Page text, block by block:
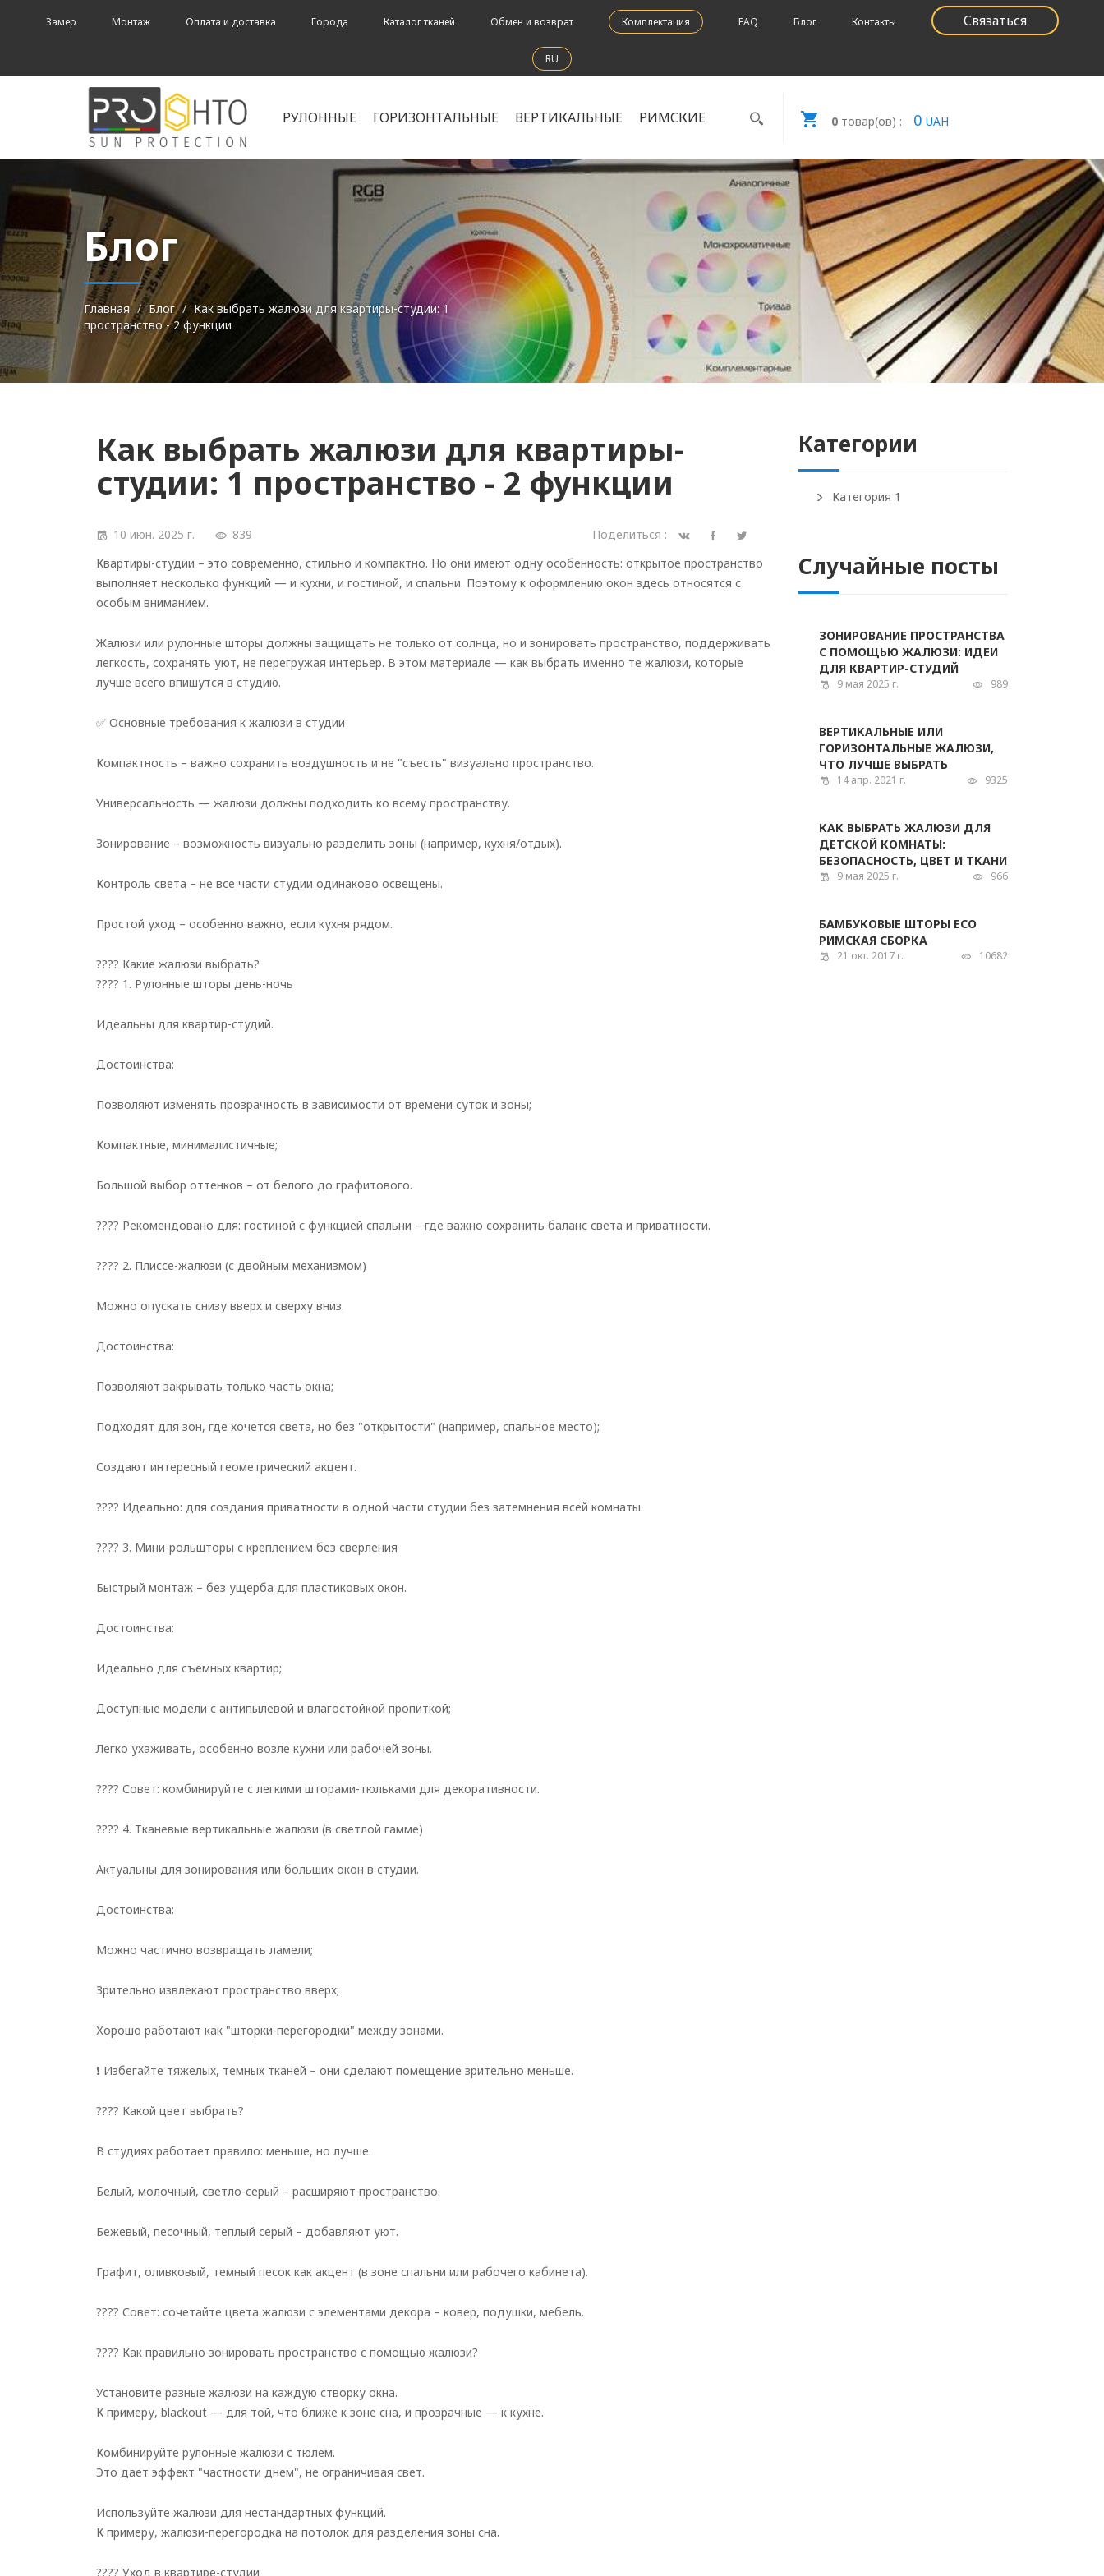
Замер Монтаж Оплата и доставка Города Каталог тканей Обмен и возврат Комплектация FAQ Блог Контакты Связаться
RU
РУЛОННЫЕ ГОРИЗОНТАЛЬНЫЕ ВЕРТИКАЛЬНЫЕ РИМСКИЕ 0товар(ов) : 0 UAH
Блог
Главная Блог
Как выбрать жалюзи для квартиры-студии: 1
пространство - 2 функции
Как выбрать жалюзи для квартиры-
студии: 1 пространство - 2 функции
10 июн. 2025 г. 839
Поделиться :
Квартиры-студии – это современно, стильно и компактно. Но они имеют одну особенность: открытое пространство
выполняет несколько функций — и кухни, и гостиной, и спальни. Поэтому к оформлению окон здесь относятся с
особым вниманием.
Жалюзи или рулонные шторы должны защищать не только от солнца, но и зонировать пространство, поддерживать
легкость, сохранять уют, не перегружая интерьер. В этом материале — как выбрать именно те жалюзи, которые
лучше всего впишутся в студию.
✅ Основные требования к жалюзи в студии
Компактность – важно сохранить воздушность и не "съесть" визуально пространство.
Универсальность — жалюзи должны подходить ко всему пространству.
Зонирование – возможность визуально разделить зоны (например, кухня/отдых).
Контроль света – не все части студии одинаково освещены.
Простой уход – особенно важно, если кухня рядом.
???? Какие жалюзи выбрать?
???? 1. Рулонные шторы день-ночь
Идеальны для квартир-студий.
Достоинства:
Позволяют изменять прозрачность в зависимости от времени суток и зоны;
Компактные, минималистичные;
Большой выбор оттенков – от белого до графитового.
???? Рекомендовано для: гостиной с функцией спальни – где важно сохранить баланс света и приватности.
???? 2. Плиссе-жалюзи (с двойным механизмом)
Можно опускать снизу вверх и сверху вниз.
Достоинства:
Позволяют закрывать только часть окна;
Подходят для зон, где хочется света, но без "открытости" (например, спальное место);
Создают интересный геометрический акцент.
???? Идеально: для создания приватности в одной части студии без затемнения всей комнаты.
???? 3. Мини-рольшторы с креплением без сверления
Быстрый монтаж – без ущерба для пластиковых окон.
Достоинства:
Идеально для съемных квартир;
Доступные модели с антипылевой и влагостойкой пропиткой;
Легко ухаживать, особенно возле кухни или рабочей зоны.
???? Совет: комбинируйте с легкими шторами-тюльками для декоративности.
???? 4. Тканевые вертикальные жалюзи (в светлой гамме)
Актуальны для зонирования или больших окон в студии.
Достоинства:
Можно частично возвращать ламели;
Зрительно извлекают пространство вверх;
Хорошо работают как "шторки-перегородки" между зонами.
❗ Избегайте тяжелых, темных тканей – они сделают помещение зрительно меньше.
???? Какой цвет выбрать?
В студиях работает правило: меньше, но лучше.
Белый, молочный, светло-серый – расширяют пространство.
Бежевый, песочный, теплый серый – добавляют уют.
Графит, оливковый, темный песок как акцент (в зоне спальни или рабочего кабинета).
???? Совет: сочетайте цвета жалюзи с элементами декора – ковер, подушки, мебель.
???? Как правильно зонировать пространство с помощью жалюзи?
Установите разные жалюзи на каждую створку окна.
К примеру, blackout — для той, что ближе к зоне сна, и прозрачные — к кухне.
Комбинируйте рулонные жалюзи с тюлем.
Это дает эффект "частности днем", не ограничивая свет.
Используйте жалюзи для нестандартных функций.
К примеру, жалюзи-перегородка на потолок для разделения зоны сна.
???? Уход в квартире-студии
Категории
Категория 1
Случайные посты
ЗОНИРОВАНИЕ ПРОСТРАНСТВА
С ПОМОЩЬЮ ЖАЛЮЗИ: ИДЕИ
ДЛЯ КВАРТИР-СТУДИЙ
9 мая 2025 г. 989
ВЕРТИКАЛЬНЫЕ ИЛИ
ГОРИЗОНТАЛЬНЫЕ ЖАЛЮЗИ,
ЧТО ЛУЧШЕ ВЫБРАТЬ
14 апр. 2021 г. 9325
КАК ВЫБРАТЬ ЖАЛЮЗИ ДЛЯ
ДЕТСКОЙ КОМНАТЫ:
БЕЗОПАСНОСТЬ, ЦВЕТ И ТКАНИ
9 мая 2025 г. 966
БАМБУКОВЫЕ ШТОРЫ ECO
РИМСКАЯ СБОРКА
21 окт. 2017 г. 10682